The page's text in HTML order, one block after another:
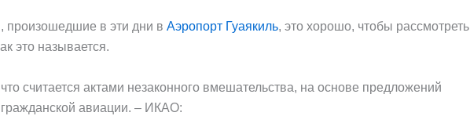
произошедшие в эти дни в Аэропорт Гуаякиль, это хорошо, чтобы рассмотреть
это называется.
считается актами незаконного вмешательства, на основе предложений
авиации. – ИКАО: